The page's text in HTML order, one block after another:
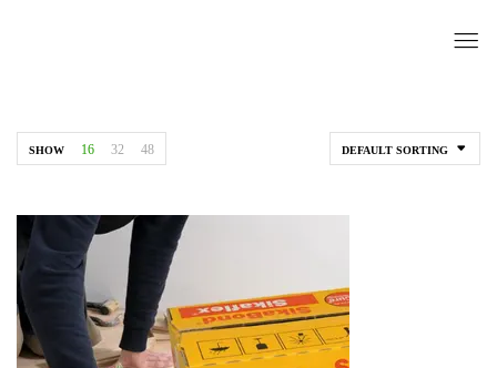
DEFAULT SORTING
SHOW 16 32 48